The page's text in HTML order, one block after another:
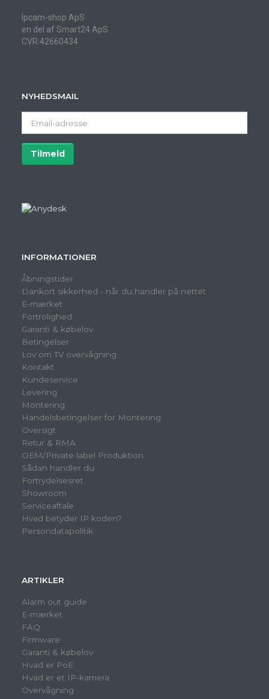
Ipcam-shop ApS
en del af Smart24 ApS
CVR:42660434
NYHEDSMAIL
adresse
Tilmeld
INFORMATIONER
Åbningstider
Dankort sikkerhed - når du handler på nettet
E-mærket
Fortrolighed
Garanti & købelov
Betingelser
Lov om TV overvågning
Kontakt
Kundeservice
Levering
Montering
Handelsbetingelser for Montering
Oversigt
Retur & RMA
OEM/Private label Produktion
Sådan handler du
Fortrydelsesret
Showroom
Serviceaftale
Hvad betyder IP koden?
Persondatapolitik
ARTIKLER
Alarm out guide
E-mærket
FAQ
Firmware
Garanti & købelov
Hvad er PoE
Hvad er et IP-kamera
Overvågning